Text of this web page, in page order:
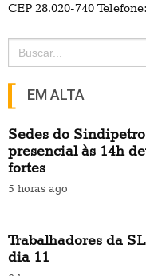
CEP 28.020-740
Search
for:
EM ALTA
Sedes do
presencial às 14h
fortes
5 horas ago
Trabalhadores da
dia 11